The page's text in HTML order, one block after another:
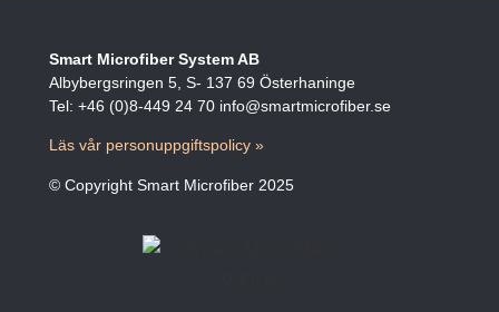
Smart Microfiber System AB
Albybergsringen 5, S- 137 69 Österhaninge
Tel: +46 (0)8-449 24 70 info@smartmicrofiber.se
Läs vår personuppgiftspolicy »
© Copyright Smart Microfiber 2025